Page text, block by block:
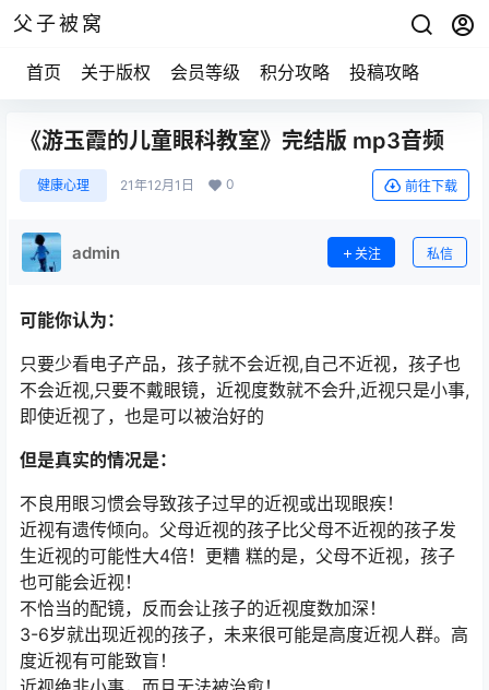
父子被窝
首页 关于版权 会员等级 积分攻略 投稿攻略
《游玉霞的儿童眼科教室》完结版 mp3音频
健康心理 21年12月1日 0 前往下载
admin 关注 私信
可能你认为：
只要少看电子产品，孩子就不会近视,自己不近视，孩子也
不会近视,只要不戴眼镜，近视度数就不会升,近视只是小事,
即使近视了，也是可以被治好的
但是真实的情况是：
不良用眼习惯会导致孩子过早的近视或出现眼疾！
近视有遗传倾向。父母近视的孩子比父母不近视的孩子发
生近视的可能性大4倍！更糟 糕的是，父母不近视，孩子
也可能会近视！
不恰当的配镜，反而会让孩子的近视度数加深！
3-6岁就出现近视的孩子，未来很可能是高度近视人群。高
度近视有可能致盲！